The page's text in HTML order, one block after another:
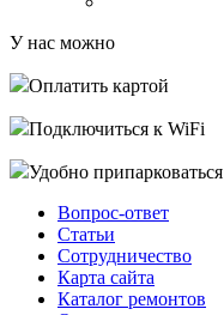
У нас можно
Оплатить картой
Подключиться к WiFi
Удобно припарковаться
Вопрос-ответ
Статьи
Сотрудничество
Карта сайта
Каталог ремонтов